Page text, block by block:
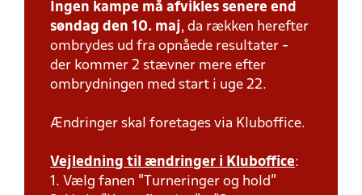
Ingen kampe må afvikles senere end
søndag den 10. maj, da rækken herefter
ombrydes ud fra opnåede resultater -
der kommer 2 stævner mere efter
ombrydningen med start i uge 22.
Ændringer skal foretages via Kluboffice.
Vejledning til ændringer i Kluboffice:
1. Vælg fanen "Turneringer og hold"